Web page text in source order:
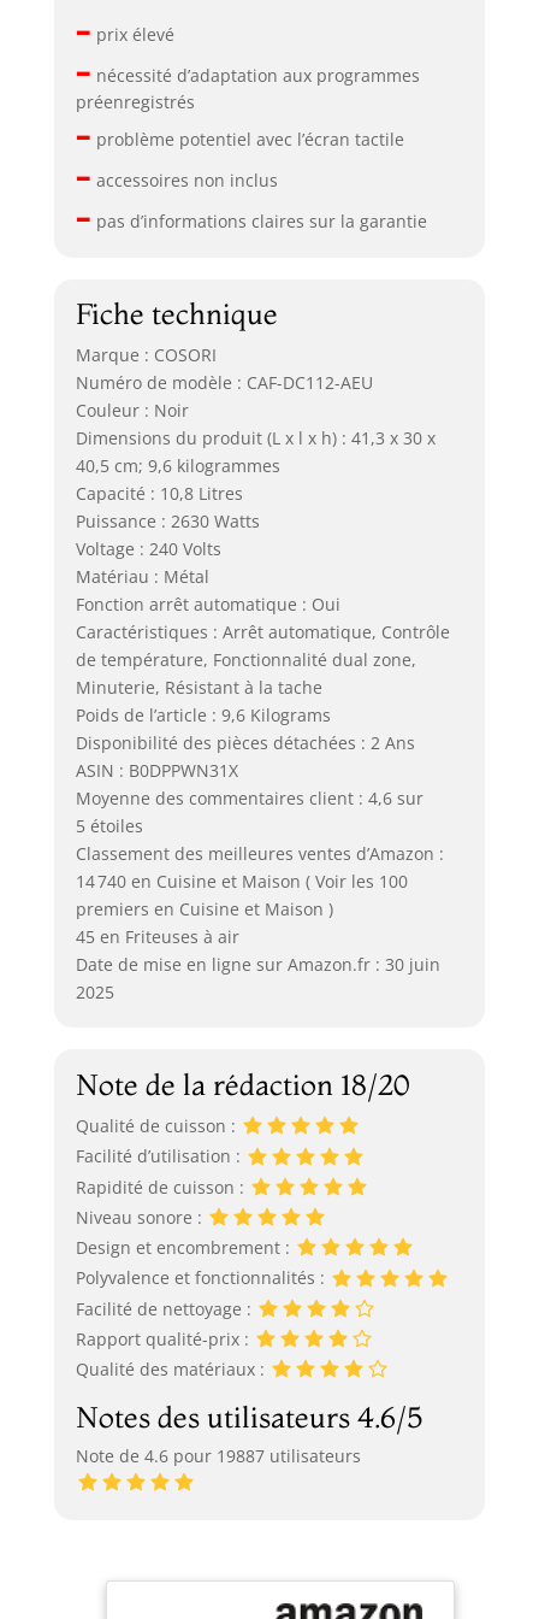
– prix élevé
– nécessité d’adaptation aux programmes
préenregistrés
– problème potentiel avec l’écran tactile
– accessoires non inclus
– pas d’informations claires sur la garantie
Fiche technique
Marque : COSORI
Numéro de modèle : CAF-DC112-AEU
Couleur : Noir
Dimensions du produit (L x l x h) : 41,3 x 30 x
40,5 cm; 9,6 kilogrammes
Capacité : 10,8 Litres
Puissance : 2630 Watts
Voltage : 240 Volts
Matériau : Métal
Fonction arrêt automatique : Oui
Caractéristiques : Arrêt automatique, Contrôle
de température, Fonctionnalité dual zone,
Minuterie, Résistant à la tache
Poids de l’article : 9,6 Kilograms
Disponibilité des pièces détachées : 2 Ans
ASIN : B0DPPWN31X
Moyenne des commentaires client : 4,6 sur
5 étoiles
Classement des meilleures ventes d’Amazon :
14 740 en Cuisine et Maison ( Voir les 100
premiers en Cuisine et Maison )
45 en Friteuses à air
Date de mise en ligne sur Amazon.fr : 30 juin
2025
Note de la rédaction 18/20
Qualité de cuisson :
Facilité d’utilisation :
Rapidité de cuisson :
Niveau sonore :
Design et encombrement :
Polyvalence et fonctionnalités :
Facilité de nettoyage :
Rapport qualité-prix :
Qualité des matériaux :
Notes des utilisateurs 4.6/5
Note de 4.6 pour 19887 utilisateurs